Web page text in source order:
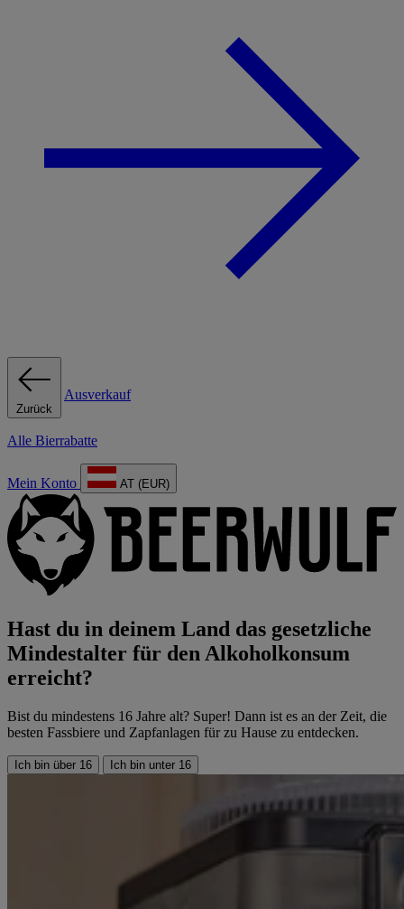
Zurück
Ausverkauf
Alle Bierrabatte
Mein Konto AT (EUR)
Hast du in deinem Land das gesetzliche
Mindestalter für den Alkoholkonsum
erreicht?
Bist du mindestens 16 Jahre alt? Super! Dann ist es an der Zeit, die
besten Fassbiere und Zapfanlagen für zu Hause zu entdecken.
Ich bin über 16 Ich bin unter 16